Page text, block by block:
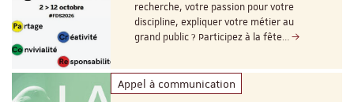
recherche, votre passion pour votre
discipline, expliquer votre métier au
grand public ? Participez à la fête…
Appel à communication